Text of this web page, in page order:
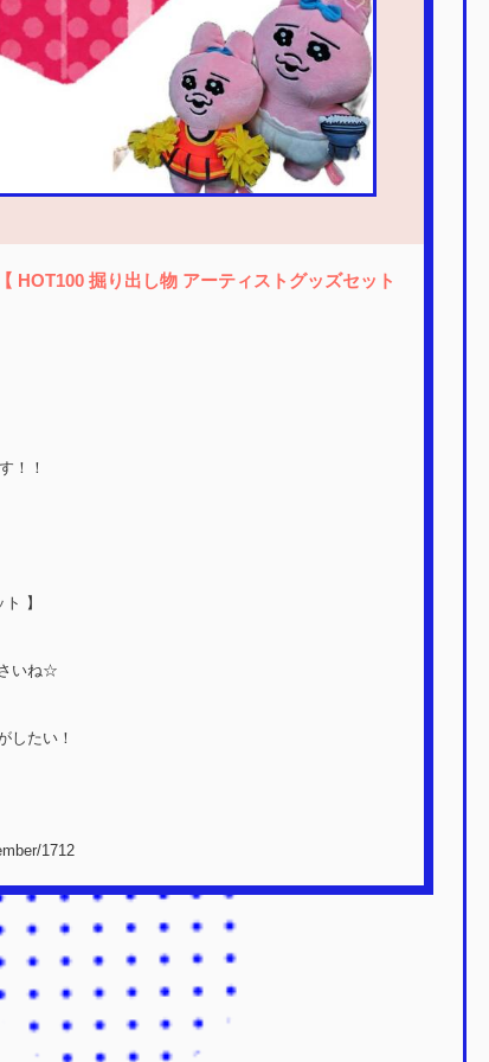
HOT100 掘り出し物 アーティストグッズセット
！！
】
いね☆
したい！
1712